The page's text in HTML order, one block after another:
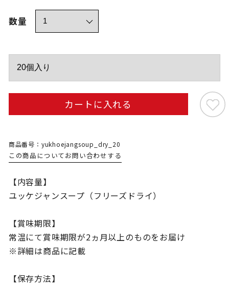
数量
カートに入れる
商品番号：yukhoejangsoup_dry_20
この商品についてお問い合わせする
【内容量】
ユッケジャンスープ（フリーズドライ）
【賞味期限】
常温にて賞味期限が2ヵ月以上のものをお届け
※詳細は商品に記載
【保存方法】